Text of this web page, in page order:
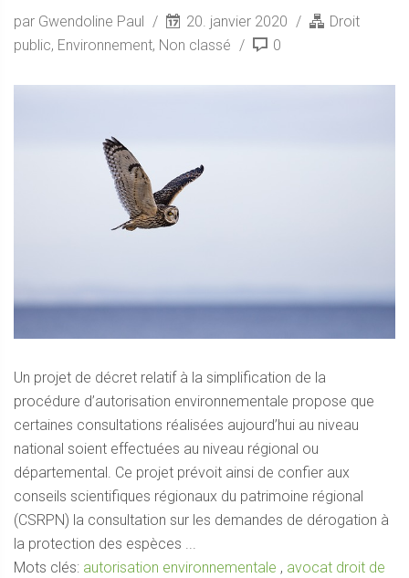
par Gwendoline Paul 20. janvier 2020
Droit
public, Environnement, Non classé 0
Un projet de décret relatif à la simplification de la
procédure d’autorisation environnementale propose que
certaines consultations réalisées aujourd’hui au niveau
national soient effectuées au niveau régional ou
départemental. Ce projet prévoit ainsi de confier aux
conseils scientifiques régionaux du patrimoine régional
(CSRPN) la consultation sur les demandes de dérogation à
la protection des espèces ...
Mots clés: autorisation environnementale , avocat droit de